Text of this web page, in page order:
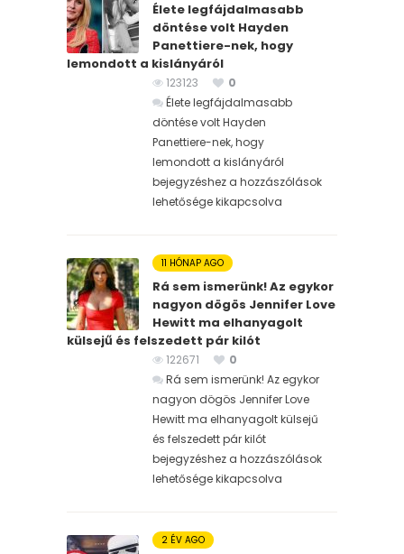
Élete legfájdalmasabb
döntése volt Hayden
Panettiere-nek, hogy
lemondott a kislányáról
123123
0
Élete legfájdalmasabb
döntése volt Hayden
Panettiere-nek, hogy
lemondott a kislányáról
bejegyzéshez a hozzászólások
lehetősége kikapcsolva
11 HÓNAP AGO
Rá sem ismerünk! Az egykor
nagyon dögös Jennifer Love
Hewitt ma elhanyagolt
külsejű és felszedett pár kilót
122671
0
Rá sem ismerünk! Az egykor
nagyon dögös Jennifer Love
Hewitt ma elhanyagolt külsejű
és felszedett pár kilót
bejegyzéshez a hozzászólások
lehetősége kikapcsolva
2 ÉV AGO